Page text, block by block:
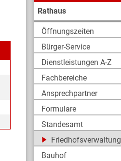
Rathaus
Öffnungszeiten
Bürger-Service
Dienstleistungen A-Z
Fachbereiche
Ansprechpartner
Formulare
Standesamt
Friedhofsverwaltung
Bauhof